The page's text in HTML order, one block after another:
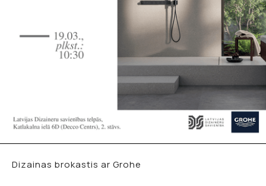
Dizainas brokastis ar Grohe